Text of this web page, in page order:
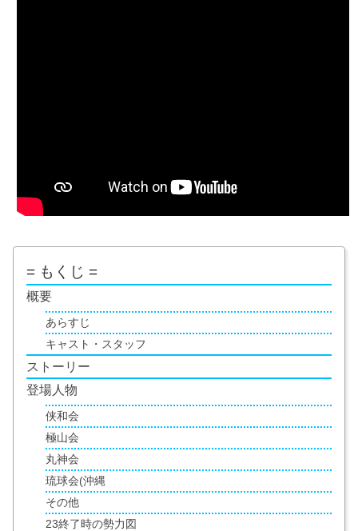
= もくじ =
概要
あらすじ
キャスト・スタッフ
ストーリー
登場人物
侠和会
極山会
丸神会
琉球会(沖縄
その他
23終了時の勢力図